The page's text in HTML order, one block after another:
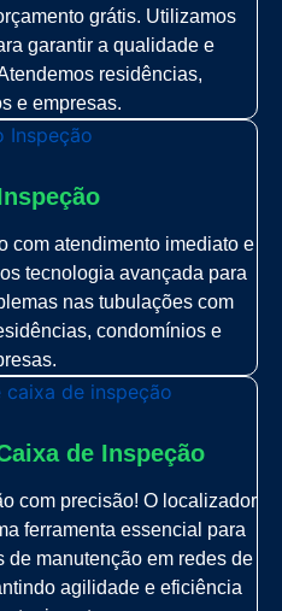
grátis. Utilizamos
garantir a qualidade e
residências,
e empresas.
com atendimento imediato e
tecnologia avançada para
nas tubulações com
condomínios e
de Inspeção
com precisão! O localizador
ferramenta essencial para
de manutenção em redes de
agilidade e eficiência